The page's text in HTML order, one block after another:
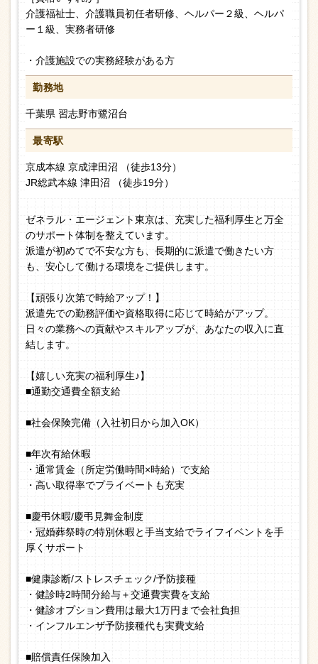
介護福祉士、介護職員初任者研修、ヘルパー２級、ヘルパ
ー１級、実務者研修
・介護施設での実務経験がある方
勤務地
千葉県 習志野市鷺沼台
最寄駅
京成本線 京成津田沼 （徒歩13分）
JR総武本線 津田沼 （徒歩19分）
ゼネラル・エージェント東京は、充実した福利厚生と万全
のサポート体制を整えています。
派遣が初めてで不安な方も、長期的に派遣で働きたい方
も、安心して働ける環境をご提供します。
【頑張り次第で時給アップ！】
派遣先での勤務評価や資格取得に応じて時給がアップ。
日々の業務への貢献やスキルアップが、あなたの収入に直
結します。
【嬉しい充実の福利厚生♪】
■通勤交通費全額支給
■社会保険完備（入社初日から加入OK）
■年次有給休暇
・通常賃金（所定労働時間×時給）で支給
・高い取得率でプライベートも充実
■慶弔休暇/慶弔見舞金制度
・冠婚葬祭時の特別休暇と手当支給でライフイベントを手
厚くサポート
■健康診断/ストレスチェック/予防接種
・健診時2時間分給与＋交通費実費を支給
・健診オプション費用は最大1万円まで会社負担
・インフルエンザ予防接種代も実費支給
■賠償責任保険加入